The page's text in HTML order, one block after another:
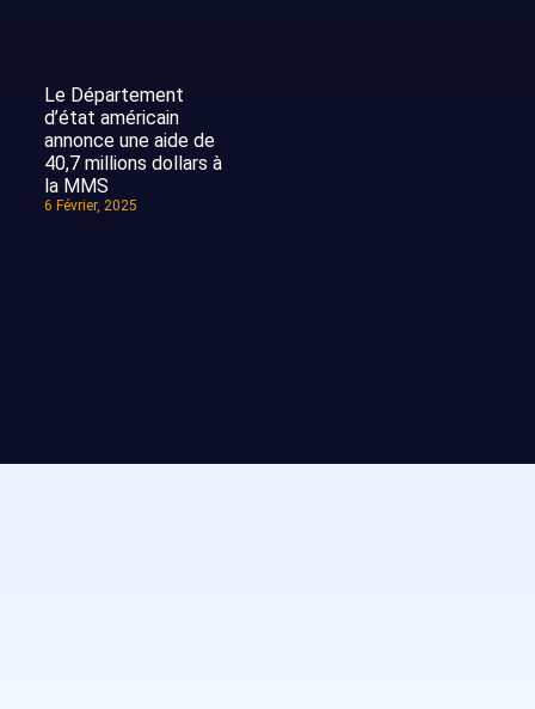
Le Département
d’état américain
annonce une aide de
40,7 millions dollars à
la MMS
6 Février, 2025